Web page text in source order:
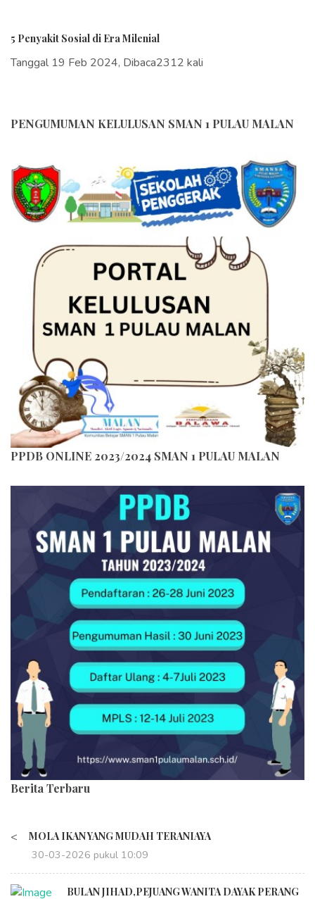
PENGUMUMAN KELULUSAN SMAN 1 PULAU MALAN
PPDB ONLINE 2023/2024 SMAN 1 PULAU MALAN
Berita Terbaru
< MOLA IKAN YANG MUDAH TERANIAYA
30-03-2026 pukul 10:09
BULAN JIHAD,PEJUANG WANITA DAYAK PERANG
5 Penyakit Sosial di Era Milenial
Tanggal 19 Feb 2024, Dibaca2312 kali